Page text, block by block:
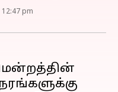
12:47 pm